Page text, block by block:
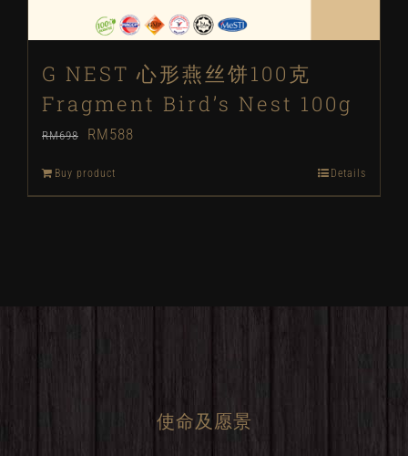
G NEST 心形燕丝饼100克
Fragment Bird’s Nest 100g
RM698
Original
price
was:
RM588
is:
Buy product Details
使命及愿景